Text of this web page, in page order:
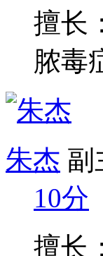
擅长
脓毒
朱杰 副
10分
擅长